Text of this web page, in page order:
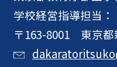
学校経営指導担当：
〒163-8001 東京都